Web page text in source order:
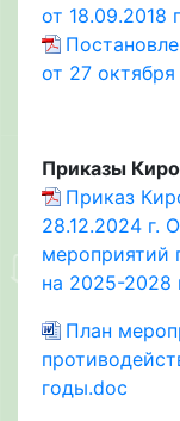
от 18.09.2018
от 27 октября
Приказы
Приказ
28.12.2024 г.
мероприятий
на 2025-2028
План
годы.doc